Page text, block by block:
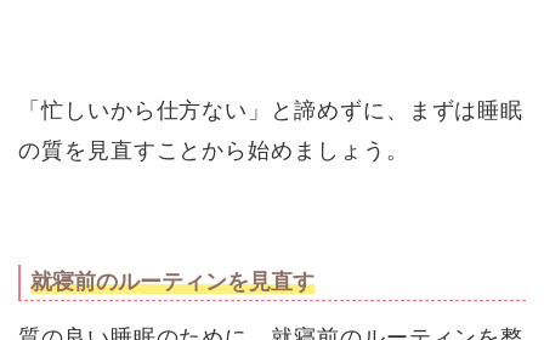
「忙しいから仕方ない」と諦めずに、まずは睡眠
の質を見直すことから始めましょう。
就寝前のルーティンを見直す